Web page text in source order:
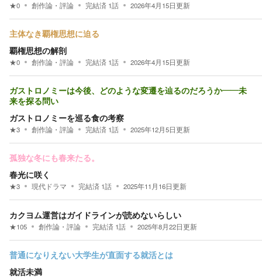
★0 創作論・評論 完結済 1話 2026年4月15日更新
主体なき覇権思想に迫る
覇権思想の解剖
★0 創作論・評論 完結済 1話 2026年4月15日更新
ガストロノミーは今後、どのような変遷を辿るのだろうか――未
来を探る問い
ガストロノミーを巡る食の考察
★3 創作論・評論 完結済 1話 2025年12月5日更新
孤独な冬にも春来たる。
春光に咲く
★3 現代ドラマ 完結済 1話 2025年11月16日更新
カクヨム運営はガイドラインが読めないらしい
★105 創作論・評論 完結済 1話 2025年8月22日更新
普通になりえない大学生が直面する就活とは
就活未満